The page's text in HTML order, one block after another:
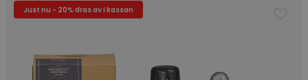
Just nu - 20% dras av i kassan